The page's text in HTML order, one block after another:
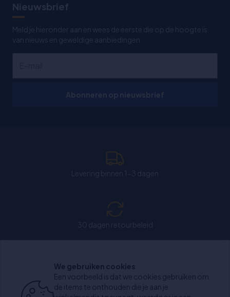
Nieuwsbrief
Meld je hieronder aan en wees de eerste die op de hoogte is
van nieuws en geweldige aanbiedingen
Chat: Open op weekdagen van 11:00-15:30 uur.
We gebruiken cookies
Een voorbeeld is dat we cookies gebruiken om
de items te onthouden die je aan je